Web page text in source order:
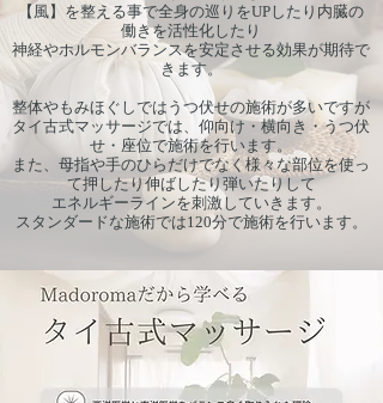
【風】を整える事で全身の巡りをUPしたり内臓の
働きを活性化したり
神経やホルモンバランスを安定させる効果が期待で
きます。
整体やもみほぐしではうつ伏せの施術が多いですが
タイ古式マッサージでは、仰向け・横向き・うつ伏
せ・座位で施術を行います。
また、母指や手のひらだけでなく様々な部位を使っ
て押したり伸ばしたり弾いたりして
エネルギーラインを刺激していきます。
​スタンダードな施術では120分で施術を行います。